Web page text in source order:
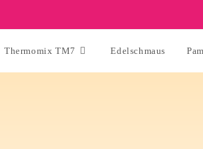
Thermomix TM7 Edelschmaus